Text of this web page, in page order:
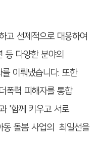
고 선제적으로 대응하여
등 다양한 분야의
이뤄냈습니다. 또한
폭력 피해자를 통합
'함께 키우고 서로
동 돌봄 사업의 최일선을